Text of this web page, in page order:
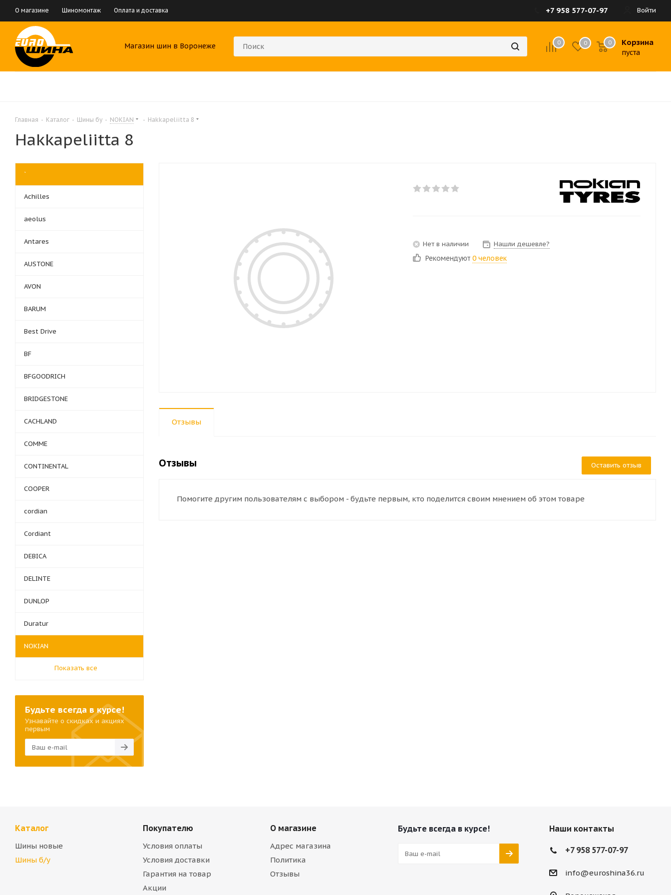
О магазине Шиномонтаж Оплата и доставка Войти
+7 958 577-07-97
Магазин шин в Воронеже 0 0 Корзина
пуста
0
Главная - Каталог - Шины бу - NOKIAN - Hakkapeliitta 8
Hakkapeliitta 8
Нет в наличии Нашли дешевле?
Рекомендуют 0 человек
Отзывы
Отзывы Оставить отзыв
Помогите другим пользователям с выбором - будьте первым, кто поделится своим мнением об этом товаре
`
Achilles
aeolus
Antares
AUSTONE
AVON
BARUM
Best Drive
BF
BFGOODRICH
BRIDGESTONE
CACHLAND
COMME
CONTINENTAL
COOPER
cordian
Cordiant
DEBICA
DELINTE
DUNLOP
Duratur
NOKIAN
Показать все
Будьте всегда в курсе!
Узнавайте о скидках и акциях
первым
Каталог
Шины новые
Шины б/у
Покупателю
Условия оплаты
Условия доставки
Гарантия на товар
Акции
О магазине
Адрес магазина
Политика
Отзывы
Будьте всегда в курсе! Наши контакты
+7 958 577-07-97
info@euroshina36.ru